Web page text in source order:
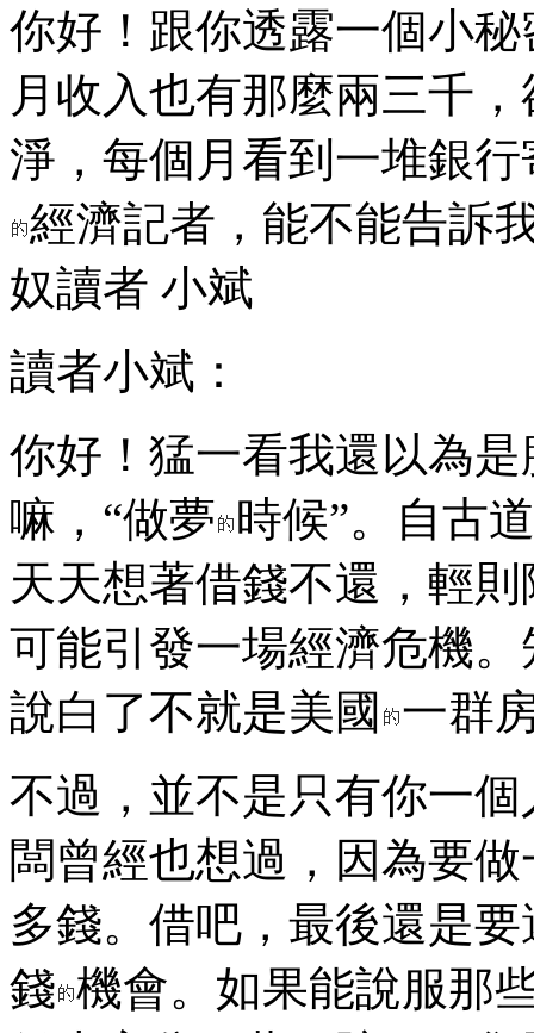
你好！跟你透露一個小
月收入也有那麼兩三千
淨，每個月看到一堆銀行
經濟記者，能不能告訴
奴讀者 小斌
讀者小斌：
你好！猛一看我還以為
嘛，“做夢 時候”。自古
天天想著借錢不還，輕
可能引發一場經濟危機
說白了不就是美國 一群
不過，並不是只有你一
闆曾經也想過，因為要
多錢。借吧，最後還是
錢 機會。如果能說服那